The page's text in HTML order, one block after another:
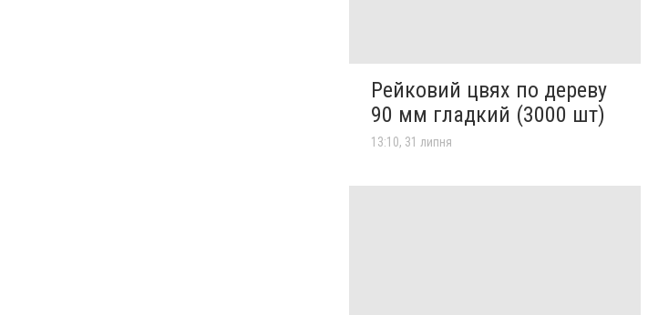
Рейковий цвях по дереву
90 мм гладкий (3000 шт)
13:10, 31 липня